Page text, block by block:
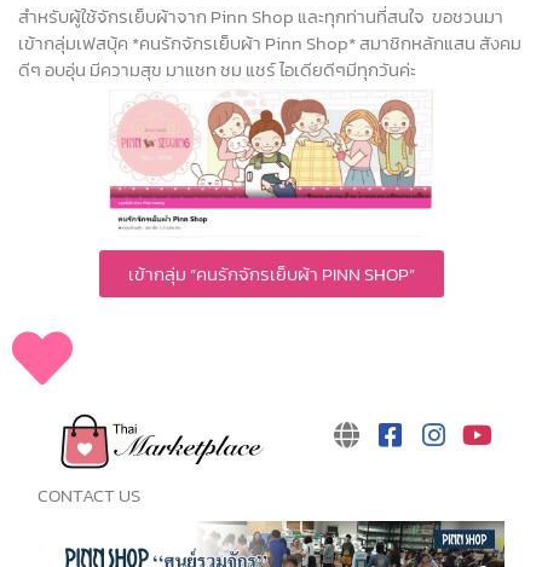
สำหรับผู้ใช้จักรเย็บผ้าจาก Pinn Shop และทุกท่านที่สนใจ ขอชวนมา
เข้ากลุ่มเฟสบุ้ค *คนรักจักรเย็บผ้า Pinn Shop* สมาชิกหลักแสน สังคม
ดีๆ อบอุ่น มีความสุข มาแชท ชม แชร์ ไอเดียดีๆมีทุกวันค่ะ
เข้ากลุ่ม “คนรักจักรเย็บผ้า PINN SHOP”
CONTACT US